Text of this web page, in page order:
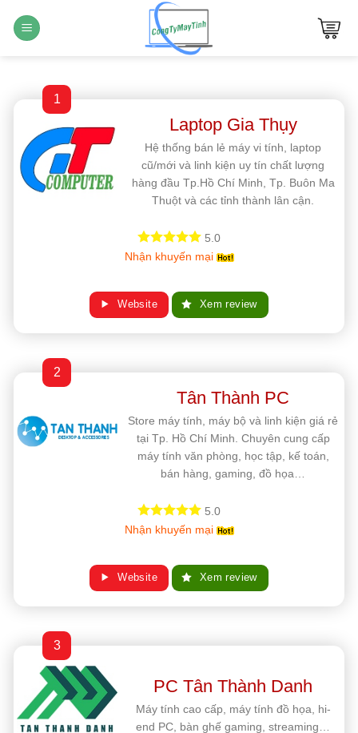
qua
1
Laptop Gia Thụy
Hệ thống bán lẻ máy vi tính, laptop
cũ/mới và linh kiện uy tín chất lượng
hàng đầu Tp.Hồ Chí Minh, Tp. Buôn Ma
Thuột và các tỉnh thành lân cận.
5.0
Nhận khuyến mại
Website Xem review
2
Tân Thành PC
Store máy tính, máy bộ và linh kiện giá rẻ
tại Tp. Hồ Chí Minh. Chuyên cung cấp
máy tính văn phòng, học tập, kế toán,
bán hàng, gaming, đồ họa…
5.0
Nhận khuyến mại
Website Xem review
3
PC Tân Thành Danh
Máy tính cao cấp, máy tính đồ họa, hi-
end PC, bàn ghế gaming, streaming…